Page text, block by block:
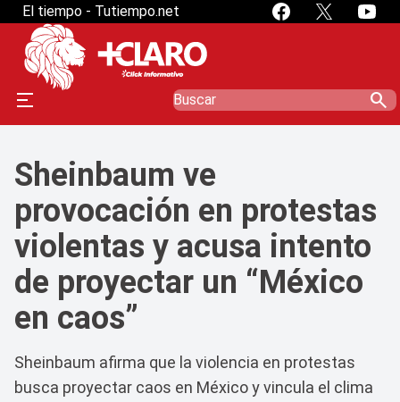
El tiempo - Tutiempo.net
search
Sheinbaum ve
provocación en protestas
violentas y acusa intento
de proyectar un “México
en caos”
Sheinbaum afirma que la violencia en protestas
busca proyectar caos en México y vincula el clima